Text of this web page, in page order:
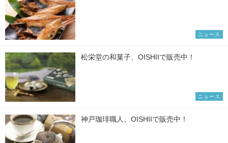
ニュース
松栄堂の和菓子、OISHIIで販売中！
ニュース
神戸珈琲職人、OISHIIで販売中！